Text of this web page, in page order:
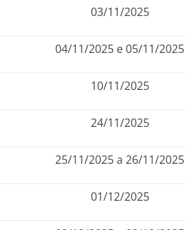
03/11/2025
04/11/2025 e 05/11/2025
10/11/2025
24/11/2025
25/11/2025 a 26/11/2025
01/12/2025